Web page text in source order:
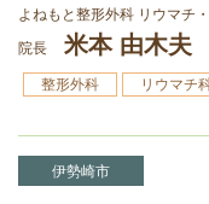
よねもと整形外科 リウマチ
院長
米本 由木夫
整形外科 リウマチ
伊勢崎市